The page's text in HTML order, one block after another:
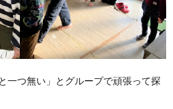
一つ無い」とグループで頑張って探